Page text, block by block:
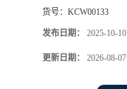
货号： KCW00133
发布日期： 2025-10-10
更新日期： 2026-08-07